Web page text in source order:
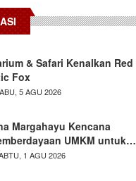
& Safari Kenalkan Red
Fox
5 AGU 2026
Margahayu Kencana
UMKM untuk…
1 AGU 2026